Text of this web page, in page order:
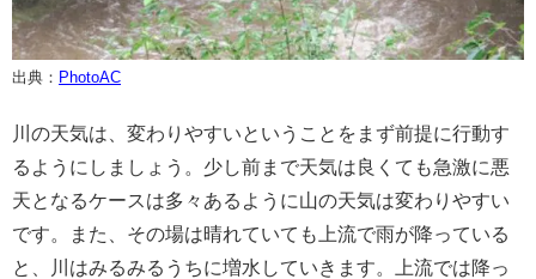
出典： PhotoAC
川の天気は、変わりやすいということをまず前提に行動す
るようにしましょう。少し前まで天気は良くても急激に悪
天となるケースは多々あるように山の天気は変わりやすい
です。また、その場は晴れていても上流で雨が降っている
と、川はみるみるうちに増水していきます。上流では降っ